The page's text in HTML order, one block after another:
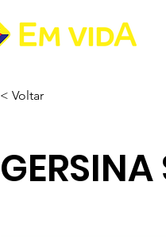
< Voltar